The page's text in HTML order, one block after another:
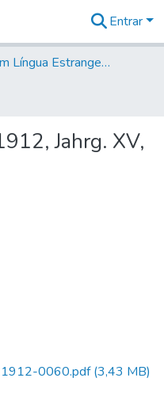
Entrar
Jornais em Língua Estrangeira
Jahrg. XV,
1912-0060.pdf(3,43 MB)